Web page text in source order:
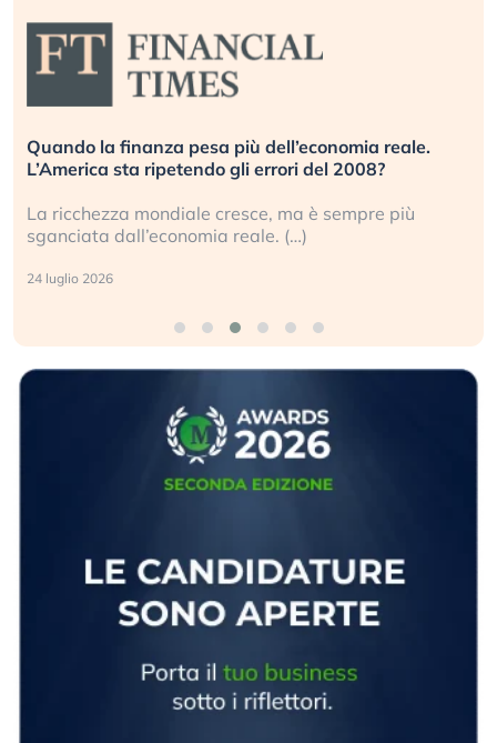
Russia e Cina pronti a spegnere Starlink. Gli
investitori stanno sottovalutando il rischio?
Gli investitori tech continuano a ignorare il rischio
geopolitico: il (…)
17 luglio 2026